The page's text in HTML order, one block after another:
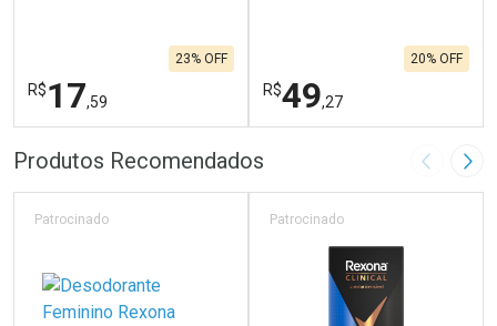
R$17,59
23% OFF
FECHAR
Laboratório
FECHAR
Por Menos
R$49,27
20% OFF
Laboratório
Por Menos
Produtos Recomendados Imagem
Patrocinado Patrocinado